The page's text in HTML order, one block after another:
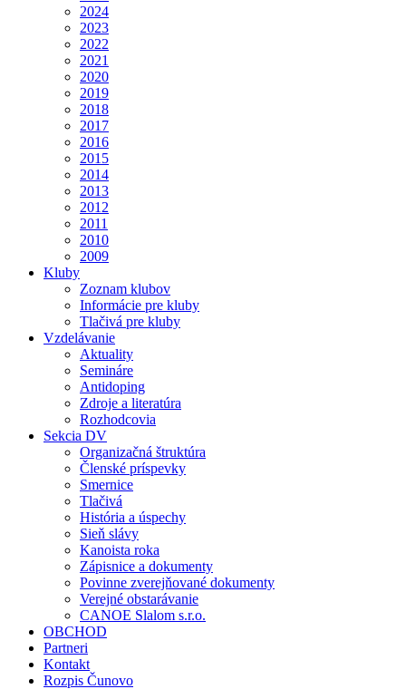
2024
2023
2022
2021
2020
2019
2018
2017
2016
2015
2014
2013
2012
2011
2010
2009
Kluby
Zoznam klubov
Informácie pre kluby
Tlačivá pre kluby
Vzdelávanie
Aktuality
Semináre
Antidoping
Zdroje a literatúra
Rozhodcovia
Sekcia DV
Organizačná štruktúra
Členské príspevky
Smernice
Tlačivá
História a úspechy
Sieň slávy
Kanoista roka
Zápisnice a dokumenty
Povinne zverejňované dokumenty
Verejné obstarávanie
CANOE Slalom s.r.o.
OBCHOD
Partneri
Kontakt
Rozpis Čunovo